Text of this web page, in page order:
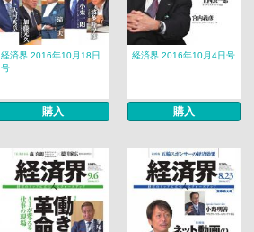
経済界 2016年10月18日
号
購入
経済界 2016年10月4日号
購入